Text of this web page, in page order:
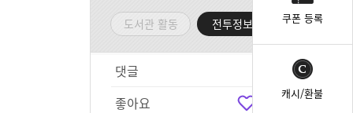
도서관 활동 전투정보실
댓글
좋아요
쿠폰 등록
캐시/환불